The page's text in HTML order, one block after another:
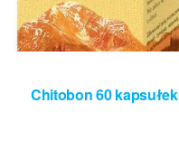
Chitobon 60 kapsułek